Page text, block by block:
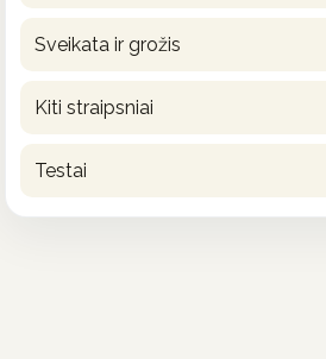
Sveikata ir grožis
Kiti straipsniai
Testai